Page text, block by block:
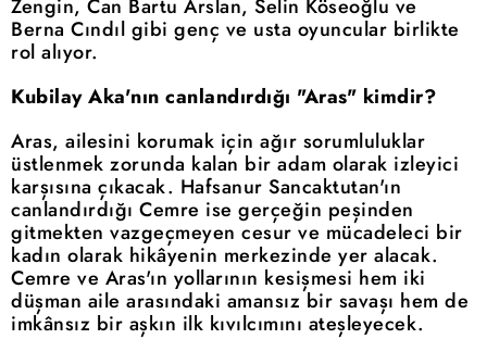
Zengin, Can Bartu Arslan, Selin Köseoğlu ve
Berna Cındıl gibi genç ve usta oyuncular birlikte
rol alıyor.
Kubilay Aka'nın canlandırdığı "Aras" kimdir?
Aras, ailesini korumak için ağır sorumluluklar
üstlenmek zorunda kalan bir adam olarak izleyici
karşısına çıkacak. Hafsanur Sancaktutan'ın
canlandırdığı Cemre ise gerçeğin peşinden
gitmekten vazgeçmeyen cesur ve mücadeleci bir
kadın olarak hikâyenin merkezinde yer alacak.
Cemre ve Aras'ın yollarının kesişmesi hem iki
düşman aile arasındaki amansız bir savaşı hem de
imkânsız bir aşkın ilk kıvılcımını ateşleyecek.